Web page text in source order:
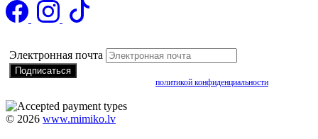
Электронная почта
политикой конфиденциальности
© 2026 www.mimiko.lv